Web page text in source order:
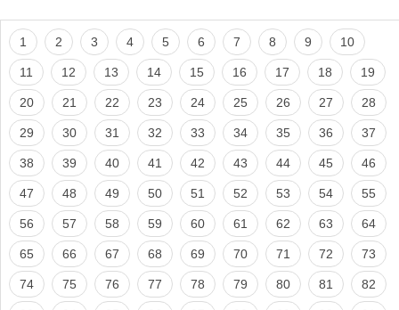
1 2 3 4 5 6 7 8 9 10
11 12 13 14 15 16 17 18 19
20 21 22 23 24 25 26 27 28
29 30 31 32 33 34 35 36 37
38 39 40 41 42 43 44 45 46
47 48 49 50 51 52 53 54 55
56 57 58 59 60 61 62 63 64
65 66 67 68 69 70 71 72 73
74 75 76 77 78 79 80 81 82